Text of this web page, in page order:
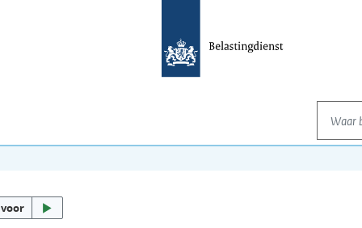
Waar
voor